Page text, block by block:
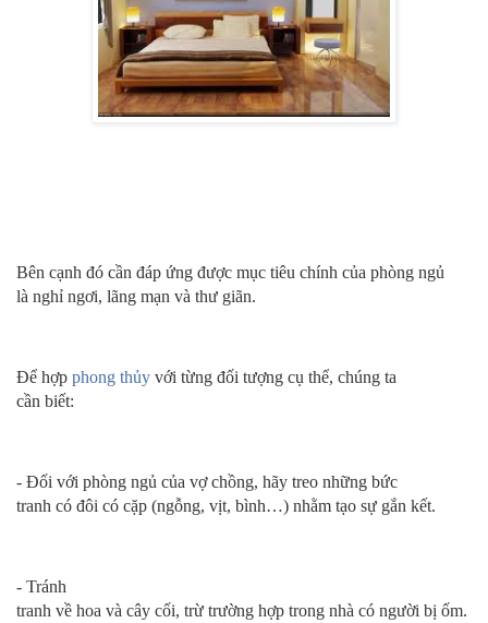
Bên cạnh đó cần đáp ứng được mục tiêu chính của phòng ngủ
là nghỉ ngơi, lãng mạn và thư giãn.
Để hợp phong thủy với từng đối tượng cụ thể, chúng ta
cần biết:
- Đối với phòng ngủ của vợ chồng, hãy treo những bức
tranh có đôi có cặp (ngỗng, vịt, bình…) nhằm tạo sự gắn kết.
- Tránh
tranh về hoa và cây cối, trừ trường hợp trong nhà có người bị ốm.